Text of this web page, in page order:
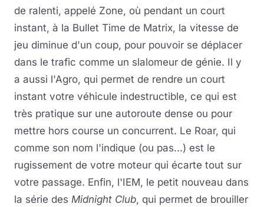
de ralenti, appelé Zone, où pendant un court
instant, à la Bullet Time de Matrix, la vitesse de
jeu diminue d'un coup, pour pouvoir se déplacer
dans le trafic comme un slalomeur de génie. Il y
a aussi l'Agro, qui permet de rendre un court
instant votre véhicule indestructible, ce qui est
très pratique sur une autoroute dense ou pour
mettre hors course un concurrent. Le Roar, qui
comme son nom l'indique (ou pas...) est le
rugissement de votre moteur qui écarte tout sur
votre passage. Enfin, l'IEM, le petit nouveau dans
la série des Midnight Club, qui permet de brouiller